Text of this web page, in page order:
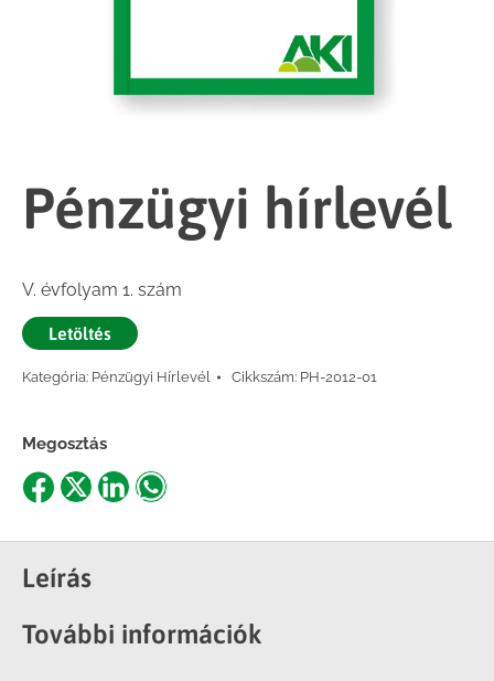
Pénzügyi hírlevél
V. évfolyam 1. szám
Letöltés
Kategória: Pénzügyi Hírlevél Cikkszám: PH-2012-01
Megosztás
Share
Facebook
Share
X
ShareShare
Leírás
További információk